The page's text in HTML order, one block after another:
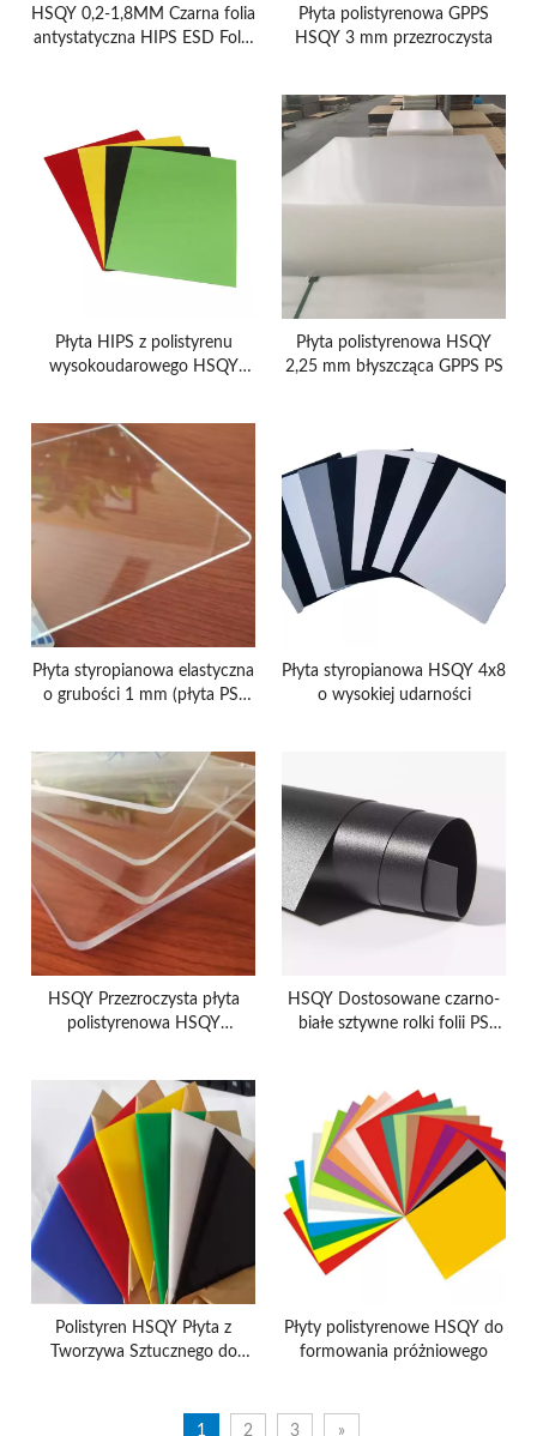
HSQY 0,2-1,8MM Czarna folia
antystatyczna HIPS ESD Folia
Płyta polistyrenowa GPPS
HSQY 3 mm przezroczysta
Płyta HIPS z polistyrenu
wysokoudarowego HSQY
Płyta polistyrenowa HSQY
2,25 mm błyszcząca GPPS PS
Płyta styropianowa elastyczna
o grubości 1 mm (płyta PS)
Płyta styropianowa HSQY 4x8
o wysokiej udarności
HSQY Przezroczysta płyta
polistyrenowa HSQY
arkusze z tworzywa
sztucznego PS
HSQY Dostosowane czarno-
białe sztywne rolki folii PS
żywności
Polistyren HSQY Płyta z
Tworzywa Sztucznego do
Płyty polistyrenowe HSQY do
formowania próżniowego
1 2 3 »